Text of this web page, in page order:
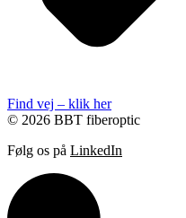
Find vej – klik her
© 2026 BBT fiberoptic
Følg os på LinkedIn